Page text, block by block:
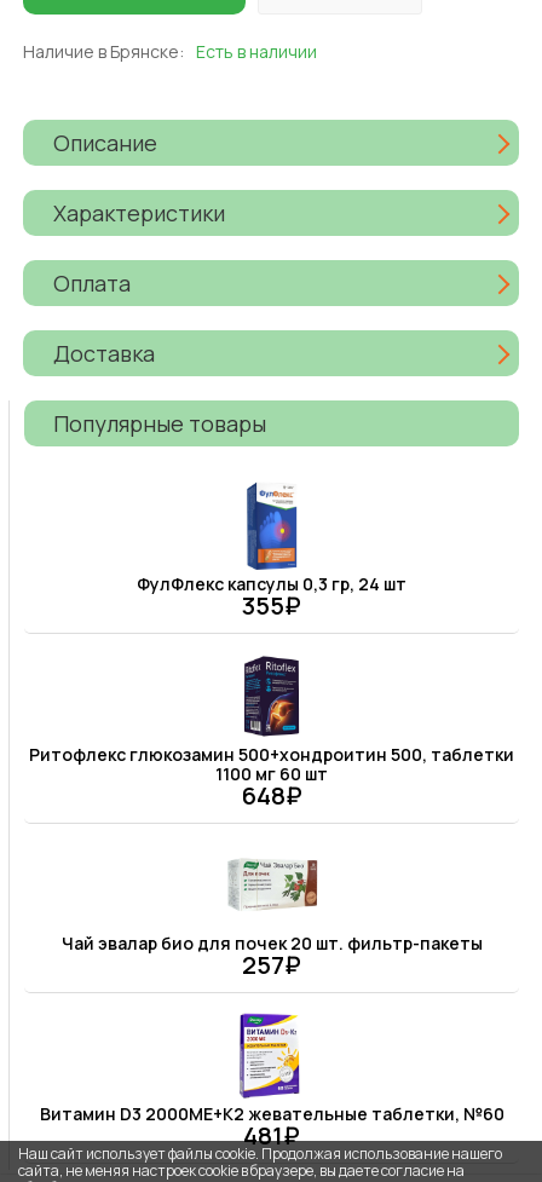
Наличие в Брянске: Есть в наличии
Описание
Характеристики
Оплата
Доставка
Популярные товары
ФулФлекс капсулы 0,3 гр, 24 шт
355₽
Ритофлекс глюкозамин 500+хондроитин 500, таблетки
1100 мг 60 шт
648₽
Чай эвалар био для почек 20 шт. фильтр-пакеты
257₽
Витамин D3 2000МЕ+К2 жевательные таблетки, №60
481₽
Наш сайт использует файлы cookie. Продолжая использование нашего
сайта, не меняя настроек cookie в браузере, вы даете согласие на